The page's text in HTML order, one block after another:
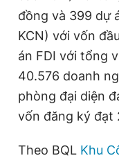
đồng và 399 dự
KCN) với vốn
án FDI với tổng
40.576 doanh
phòng đại diện
vốn đăng ký đạt
Theo BQL Khu